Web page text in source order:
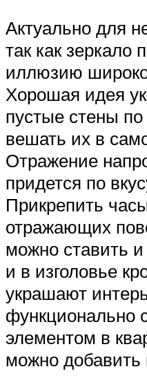
Актуально для
так как зеркало
иллюзию
Хорошая идея
пустые стены
вешать их в
Отражение
придется по
Прикрепить
отражающих
можно ставить и
и в изголовье
украшают
элементом в
можно добавить